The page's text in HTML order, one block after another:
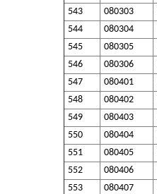
543
080303
544
080304
545
080305
546
080306
547
080401
548
080402
549
080403
550
080404
551
080405
552
080406
553
080407